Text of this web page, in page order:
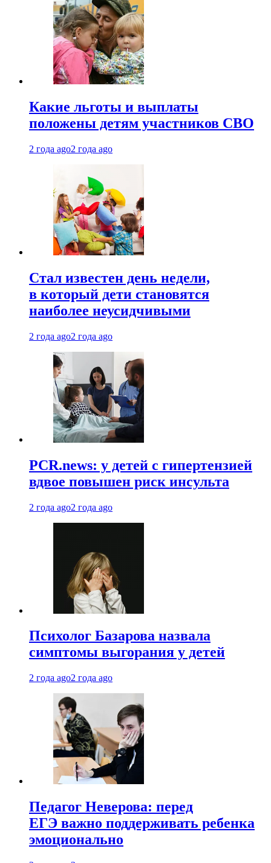
Какие льготы и выплаты
положены детям участников СВО
2 года ago2 года ago
Стал известен день недели,
в который дети становятся
наиболее неусидчивыми
2 года ago2 года ago
PCR.news: у детей с гипертензией
вдвое повышен риск инсульта
2 года ago2 года ago
Психолог Базарова назвала
симптомы выгорания у детей
2 года ago2 года ago
Педагог Неверова: перед
ЕГЭ важно поддерживать ребенка
эмоционально